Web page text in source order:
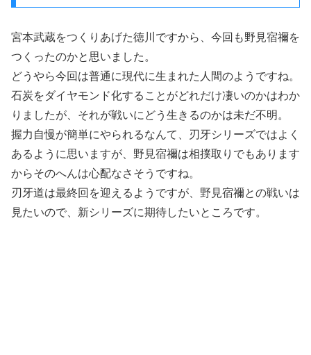
宮本武蔵をつくりあげた徳川ですから、今回も野見宿禰を
つくったのかと思いました。
どうやら今回は普通に現代に生まれた人間のようですね。
石炭をダイヤモンド化することがどれだけ凄いのかはわか
りましたが、それが戦いにどう生きるのかは未だ不明。
握力自慢が簡単にやられるなんて、刃牙シリーズではよく
あるように思いますが、野見宿禰は相撲取りでもあります
からそのへんは心配なさそうですね。
刃牙道は最終回を迎えるようですが、野見宿禰との戦いは
見たいので、新シリーズに期待したいところです。